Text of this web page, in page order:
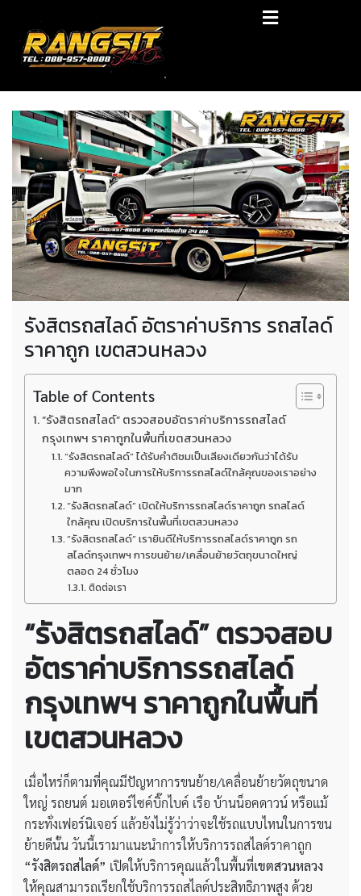
content
RANGSIT SlideON
รถยก168 รถสไลด์รังสิต รถสไลด์ ราคาถูก
รังสิตรถสไลด์ อัตราค่าบริการ รถสไลด์
ราคาถูก เขตสวนหลวง
Table of Contents
“รังสิตรถสไลด์” ตรวจสอบอัตราค่าบริการรถสไลด์
กรุงเทพฯ ราคาถูกในพื้นที่เขตสวนหลวง
“รังสิตรถสไลด์” ได้รับคำติชมเป็นเสียงเดียวกันว่าได้รับ
ความพึงพอใจในการให้บริการรถสไลด์ใกล้คุณของเราอย่าง
มาก
“รังสิตรถสไลด์” เปิดให้บริการรถสไลด์ราคาถูก รถสไลด์
ใกล้คุณ เปิดบริการในพื้นที่เขตสวนหลวง
“รังสิตรถสไลด์” เรายินดีให้บริการรถสไลด์ราคาถูก รถ
สไลด์กรุงเทพฯ การขนย้าย/เคลื่อนย้ายวัตถุขนาดใหญ่
ตลอด 24 ชั่วโมง
ติดต่อเรา
“รังสิตรถสไลด์” ตรวจสอบ
อัตราค่าบริการรถสไลด์
กรุงเทพฯ ราคาถูกในพื้นที่
เขตสวนหลวง
เมื่อไหร่ก็ตามที่คุณมีปัญหาการขนย้าย/เคลื่อนย้ายวัตถุขนาด
ใหญ่ รถยนต์ มอเตอร์ไซค์บิ๊กไบค์ เรือ บ้านน็อคดาวน์ หรือแม้
กระทั่งเฟอร์นิเจอร์ แล้วยังไม่รู้ว่าว่าจะใช้รถแบบไหนในการขน
ย้ายดีนั้น วันนี้เรามาแนะนำการให้บริการรถสไลด์ราคาถูก
“รังสิตรถสไลด์” เปิดให้บริการคุณแล้วในพื้นที่เขตสวนหลวง
ให้คุณสามารถเรียกใช้บริการรถสไลด์ประสิทธิภาพสูง ด้วย